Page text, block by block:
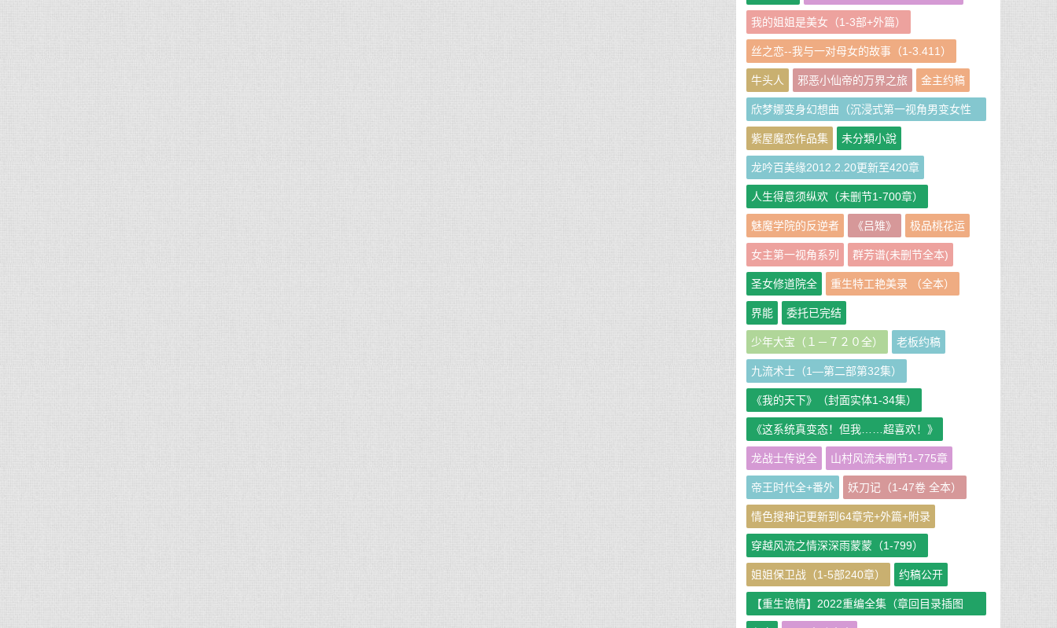
我的姐姐是美女（1-3部+外篇）
丝之恋--我与一对母女的故事（1-3.411）
牛头人 邪恶小仙帝的万界之旅 金主约稿
欣梦娜变身幻想曲（沉浸式第一视角男变女性
转短篇小说集）
紫屋魔恋作品集 未分類小說
龙吟百美缘2012.2.20更新至420章
人生得意须纵欢（未删节1-700章）
魅魔学院的反逆者 《吕雉》 极品桃花运
女主第一视角系列 群芳谱(未删节全本)
圣女修道院全 重生特工艳美录 （全本）
界能 委托已完结
少年大宝（１－７２０全） 老板约稿
九流术士（1—第二部第32集）
《我的天下》（封面实体1-34集）
《这系统真变态！但我……超喜欢！》
龙战士传说全 山村风流未删节1-775章
帝王时代全+番外 妖刀记（1-47卷 全本）
情色搜神记更新到64章完+外篇+附录
穿越风流之情深深雨蒙蒙（1-799）
姐姐保卫战（1-5部240章） 约稿公开
【重生诡情】2022重编全集（章回目录插图